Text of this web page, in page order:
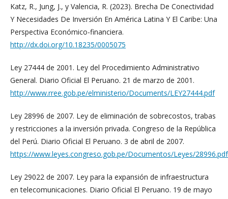
Katz, R., Jung, J., y Valencia, R. (2023). Brecha De Conectividad
Y Necesidades De Inversión En América Latina Y El Caribe: Una
Perspectiva Económico-financiera.
http://dx.doi.org/10.18235/0005075
Ley 27444 de 2001. Ley del Procedimiento Administrativo
General. Diario Oficial El Peruano. 21 de marzo de 2001.
http://www.rree.gob.pe/elministerio/Documents/LEY27444.pdf
Ley 28996 de 2007. Ley de eliminación de sobrecostos, trabas
y restricciones a la inversión privada. Congreso de la República
del Perú. Diario Oficial El Peruano. 3 de abril de 2007.
https://www.leyes.congreso.gob.pe/Documentos/Leyes/28996.pdf
Ley 29022 de 2007. Ley para la expansión de infraestructura
en telecomunicaciones. Diario Oficial El Peruano. 19 de mayo